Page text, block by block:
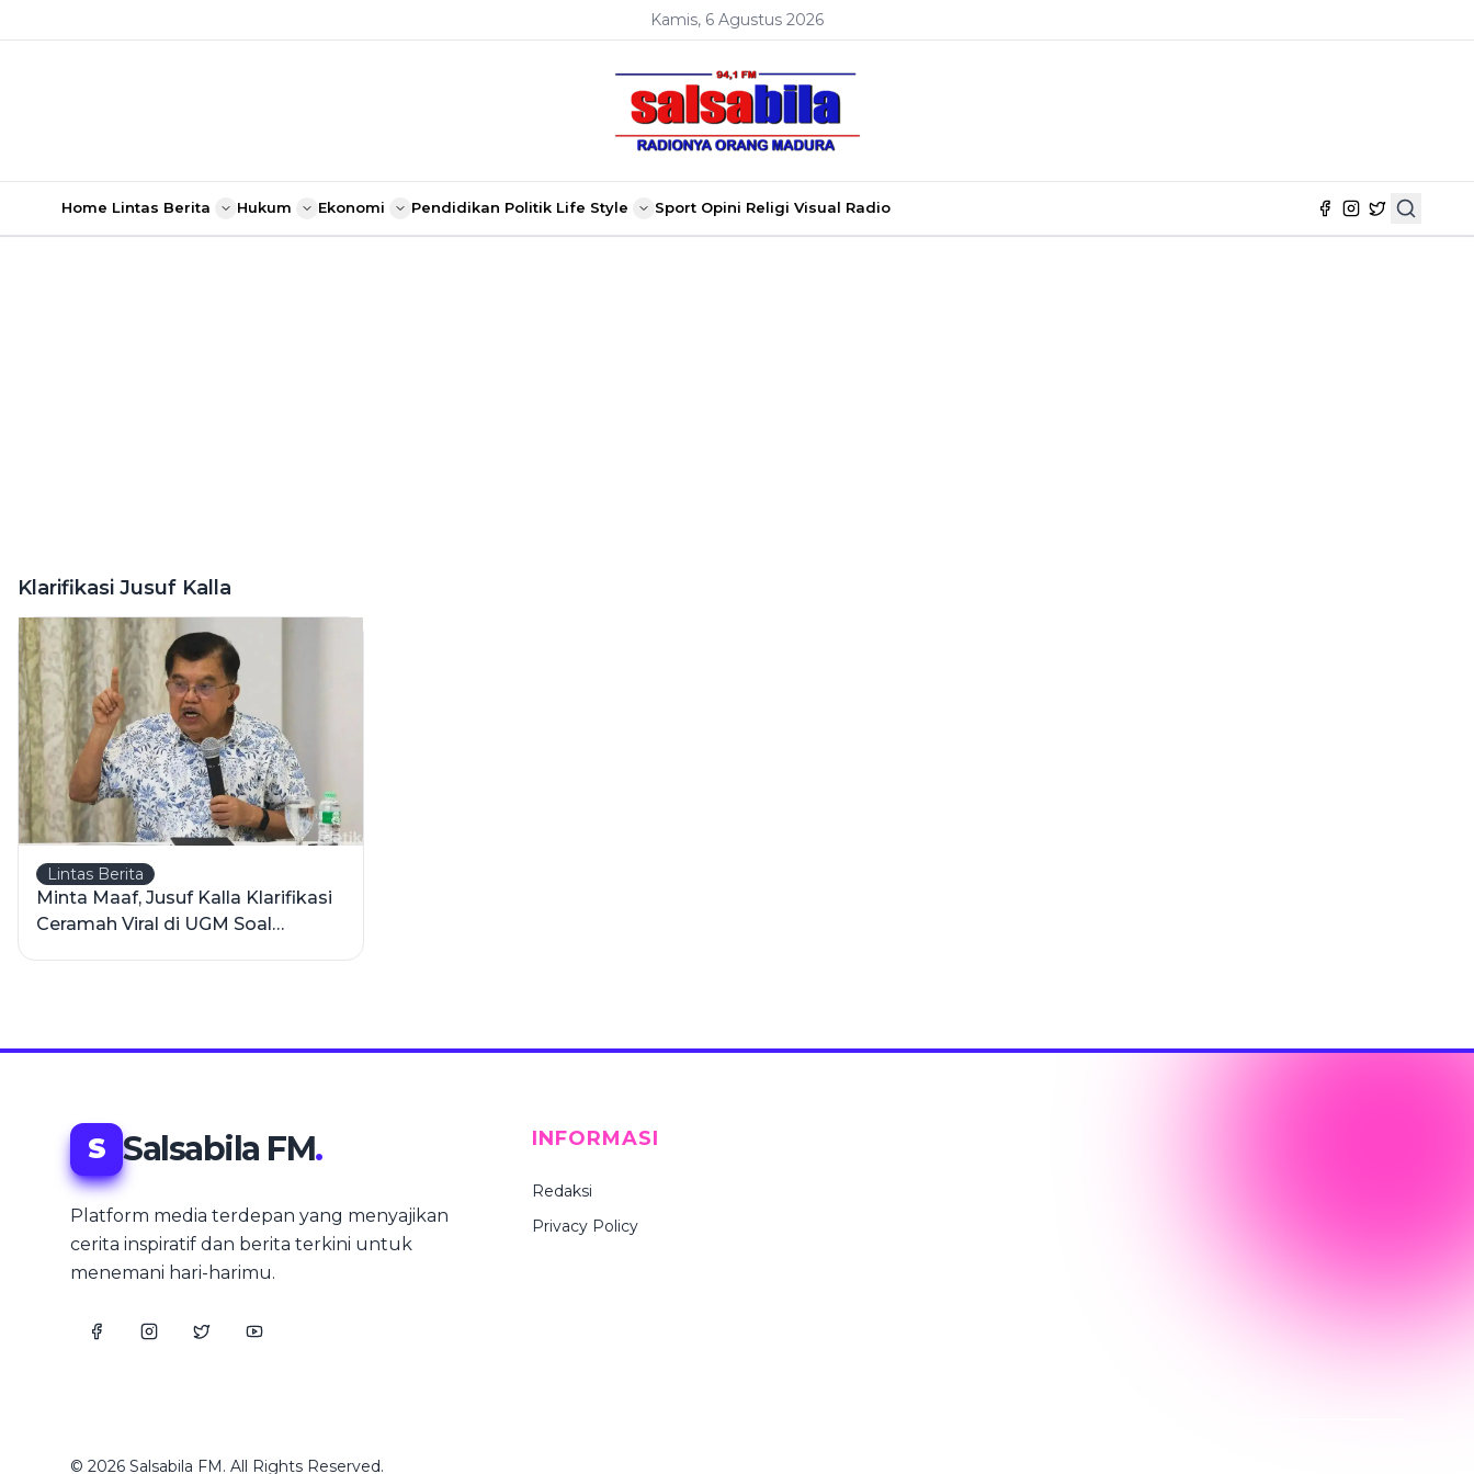
Kamis, 6 Agustus 2026
Home Lintas Berita Hukum Ekonomi Pendidikan Politik Life Style Sport Opini Religi Visual Radio
Klarifikasi Jusuf Kalla
Lintas Berita
Minta Maaf, Jusuf Kalla Klarifikasi
Ceramah Viral di UGM Soal
S Salsabila FM.
Platform media terdepan yang menyajikan
cerita inspiratif dan berita terkini untuk
menemani hari-harimu.
INFORMASI
Redaksi
Privacy Policy
© 2026 Salsabila FM. All Rights Reserved.